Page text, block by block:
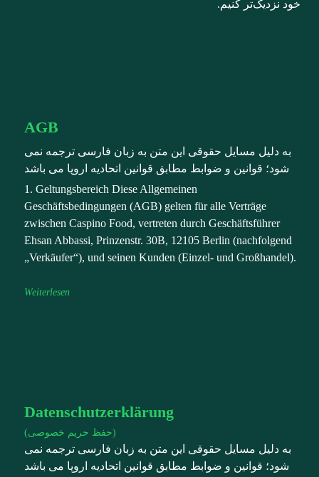
خود نزدیک‌تر کنیم.
AGB
به دلیل مسایل حقوقی این متن به زبان فارسی ترجمه نمی
شود؛ قوانین و ضوابط مطابق قوانین اتحادیه اروپا می باشد
1. Geltungsbereich Diese Allgemeinen
Geschäftsbedingungen (AGB) gelten für alle Verträge
zwischen Caspino Food, vertreten durch Geschäftsführer
Ehsan Abbassi, Prinzenstr. 30B, 12105 Berlin (nachfolgend
„Verkäufer“), und seinen Kunden (Einzel- und Großhandel).
Weiterlesen
Datenschutzerklärung
(حفظ حریم خصوصی)
به دلیل مسایل حقوقی این متن به زبان فارسی ترجمه نمی
شود؛ قوانین و ضوابط مطابق قوانین اتحادیه اروپا می باشد